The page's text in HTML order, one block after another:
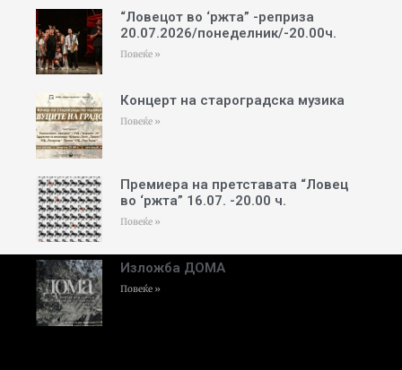
“Ловецот во ‘ржта” -реприза
20.07.2026/понеделник/-20.00ч.
Повеќе »
Концерт на староградска музика
Повеќе »
Премиера на претставата “Ловец
во ‘ржта” 16.07. -20.00 ч.
Повеќе »
Изложба ДОМА
Повеќе »